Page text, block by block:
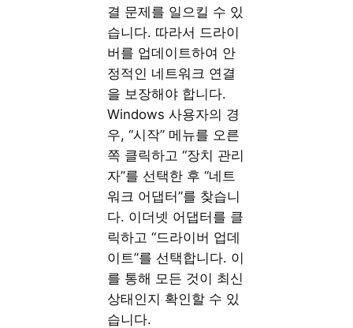
결 문제를 일으킬 수 있
습니다. 따라서 드라이
버를 업데이트하여 안
정적인 네트워크 연결
을 보장해야 합니다.
Windows 사용자의 경
우, “시작” 메뉴를 오른
쪽 클릭하고 “장치 관리
자”를 선택한 후 “네트
워크 어댑터”를 찾습니
다. 이더넷 어댑터를 클
릭하고 “드라이버 업데
이트”를 선택합니다. 이
를 통해 모든 것이 최신
상태인지 확인할 수 있
습니다.